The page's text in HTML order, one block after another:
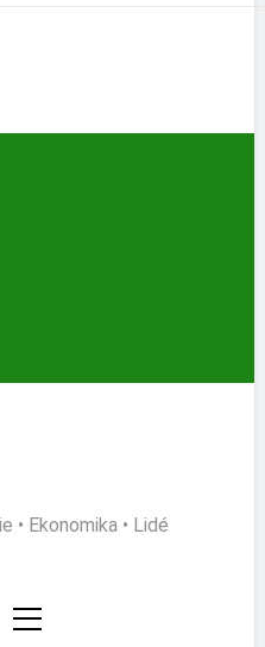
• Ekonomika • Lidé